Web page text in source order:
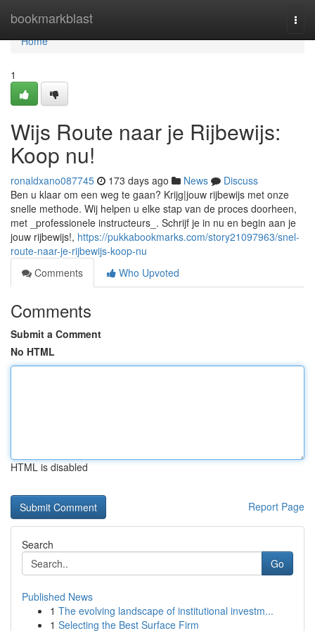
bookmarkblast
Home
Home
1
Wijs Route naar je Rijbewijs:
Koop nu!
ronaldxano087745 173 days ago News
Discuss
Ben u klaar om een weg te gaan? Krijg|jouw rijbewijs met onze
snelle methode. Wij helpen u elke stap van de proces doorheen,
met _professionele instructeurs_. Schrijf je in nu en begin aan je
jouw rijbewijs!, https://pukkabookmarks.com/story21097963/snel-
route-naar-je-rijbewijs-koop-nu
Comments
Who Upvoted
Comments
Submit a Comment
No HTML
HTML is disabled
Report Page
Search
Go
Published News
1 The evolving landscape of institutional investm...
1 Selecting the Best Surface Firm